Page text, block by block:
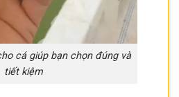
cá giúp bạn chọn đúng và
tiết kiệm